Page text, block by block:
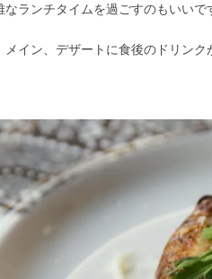
ランチタイムを過ごすのもいいで
メイン、デザートに食後のドリン